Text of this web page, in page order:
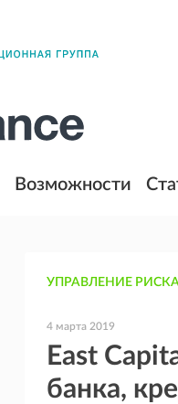
Возможности
УПРАВЛЕНИЕ
4 марта 2019
East
банка,